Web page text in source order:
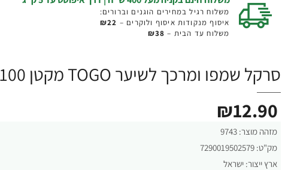
משלוח רגיל במחירים הוגנים וברורים:
איסוף מנקודות איסוף ולוקרים – ₪22
משלוח עד הבית – ₪38
סרקל שמפו ומרכך לשיער TOGO מקטן 100 מ"ל - ד"ר פישר
מזהה מוצר: 9743
מק"ט: 7290019502579
ארץ ייצור: ישראל
₪12.90